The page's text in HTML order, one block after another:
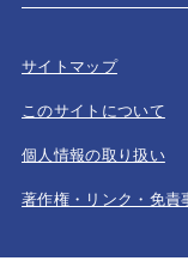
サイトマップ
このサイトについて
個人情報の取り扱い
著作権・リンク・免責